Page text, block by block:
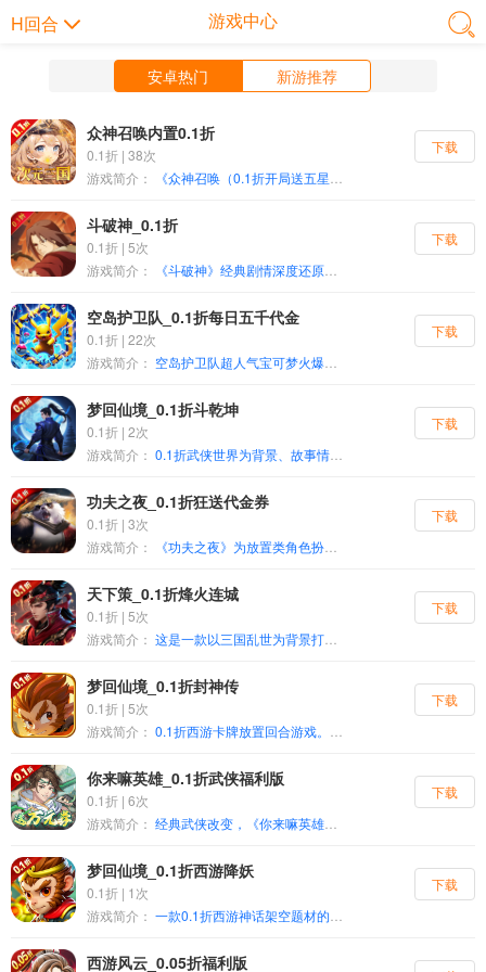
H回合 游戏中心
安卓热门 新游推荐
众神召唤内置0.1折
0.1折 | 38次
游戏简介：
《众神召唤（0.1折开局送五星战姬）》是一款超人气次元三国题材的卡牌手游。游戏采用精美的的二次元立绘风格，在传统挂机战斗的机制上，融入了创新的策略性与多元化玩法，上百位战姬神将角色任你招募，玩家可以畅享策略性十足的军团大战，谱写不一样的三国战争史诗。近百位三国战姬相伴你身边，超酷炫技能特效，阵营自由搭配、任你组合、绝世神兵多种选择，策略搭配越战胜强！与好友一起组建三国天下，并肩作战抵御强敌，赢得属于彼此的荣誉！
下载
斗破神_0.1折
0.1折 | 5次
游戏简介：
《斗破神》经典剧情深度还原、火影系列人气角色大集结，玩家可以化身鸣人、自来也、大蛇丸、晓融、波风水门等忍者,体验酣畅淋漓的连打和终极奥义大招。上线超影秘钥!强力角色轻松到手!
下载
空岛护卫队_0.1折每日五千代金
0.1折 | 22次
游戏简介： 空岛护卫队超人气宝可梦火爆来袭！ 全新0.1折免费版天天送5000元无门槛代金券！ 童年经典再现，知名宝可梦全员精灵大集结，尽情收集海量萌宠，沉浸式极致体验Mega进化，精灵突破Mega形态！
下载
梦回仙境_0.1折斗乾坤
0.1折 | 2次
游戏简介： 0.1折武侠世界为背景、故事情节和游戏设定的多人在线角色扮演游戏（MMORPG）。游戏包含了丰富的武侠世界观、精彩的武打场景、多样的角色职业选择、复杂的社交系统以及丰富的任务和剧情线索。 角色创造：玩家可以自定义角色职业、技能特长等，并选择自己喜欢的门派或者职业。常见的职业包括龙枪、御剑、月轮、灵山。 战斗系统：游戏通常采用实时战斗。玩家可以与其他玩家或者游戏中的怪物进行战斗，使用各种招式和技能展开激烈的战斗。 社交系统：武侠类游戏强调玩家之间的互动和社交，通常包括结婚系统、师徒系统等。玩家可以与其他玩家
下载
功夫之夜_0.1折狂送代金券
0.1折 | 3次
游戏简介：
《功夫之夜》为放置类角色扮演游戏。游戏以角色养成为主，融合了卡牌策略元素。游戏场景和人物采用精美3D方式呈现，极具视觉冲击力的技能特效，带来沉浸式的灵兽武林世界冒险体验！在游戏内，你将扮演在玄灵大陆唯一的人类，与其他灵兽一起崇尚习武。为了救出村长羊爷爷，开始学习各门派功法提升自己，也认识了许多有趣的灵兽伙伴，踏上了冒险之旅~
下载
天下策_0.1折烽火连城
0.1折 | 5次
游戏简介： 这是一款以三国乱世为背景打造的回合类挂机手游。画面有趣，玩法升级！游戏以Q版武将形象和简单的操作，酷炫的坐骑与翅膀，还有唯美的外观系统。其他还拥有仙侣、神兵、法宝、宠物等各种轻松又强大的功能系统为大家再次描绘一个不一样的三国！龙腾于天，长吟天地，谁是王者！
下载
梦回仙境_0.1折封神传
0.1折 | 5次
游戏简介： 0.1折西游卡牌放置回合游戏。玩家通过收集和培养西游角色卡牌，如齐天大圣、太上老君等，与敌人展开回合制战斗。游戏采用放置玩法，离线也能获得资源和经验，轻松提升战力。丰富的副本和活动提供了多样的挑战和奖励。玩家可以通过升级、进阶等方式强化角色，组建强力阵容。游戏将经典题材与策略卡牌玩法相结合，既有深度的策略性，又兼具放置游戏的轻松体验。
下载
你来嘛英雄_0.1折武侠福利版
0.1折 | 6次
游戏简介： 经典武侠改变，《你来嘛英雄》0.1折福利版震撼来袭！轻松自由的放置玩法，解放双手。绚丽的战斗，百变的招式，让人流连忘返，创角就送648000元宝，万元代金券，无论是对于微氪或者零氪党，都能在这里成就一番辉煌。持续的海量资源，让你体验什么叫飞一般的感觉！赶紧带着你的武侠团队闯荡江湖，体验一番武侠世界的魅力吧！
下载
梦回仙境_0.1折西游降妖
0.1折 | 1次
游戏简介： 一款0.1折西游神话架空题材的回合制游戏。包含浓郁的远古神话气息，精美的画面表现，便捷轻松的挂机玩法，酷炫的坐骑与翅膀系统，还有唯美的外观系统。其他还拥有仙侣、神兵、法宝、宠物等各种轻松又强大的功能系统，让你每天都有不同的极致体验！
下载
西游风云_0.05折福利版